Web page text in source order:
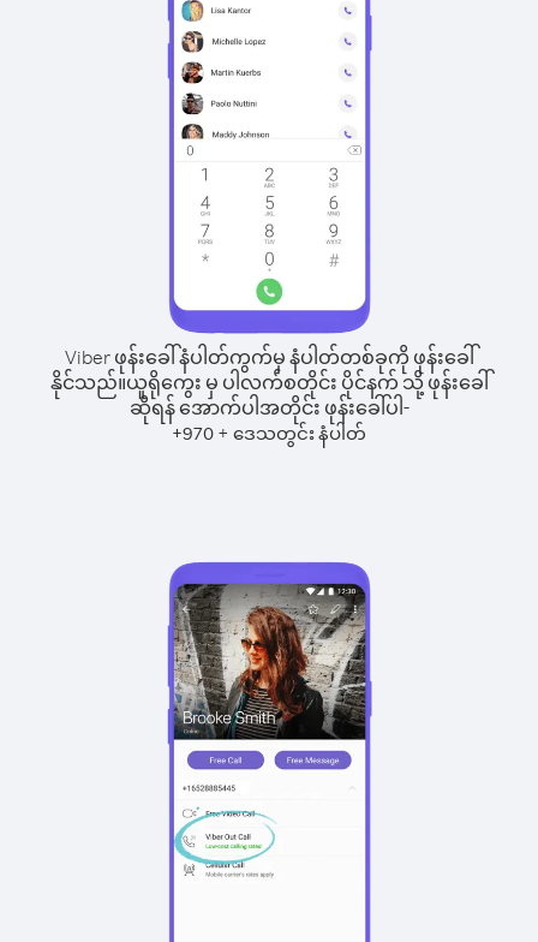
Viber ဖုန်းခေါ်နံပါတ်ကွက်မှ နံပါတ်တစ်ခုကို ဖုန်းခေါ်
နိုင်သည်။ယူရိုကွေး မှ ပါလက်စတိုင်း ပိုင်နက် သို့ ဖုန်းခေါ်
ဆိုရန် အောက်ပါအတိုင်း ဖုန်းခေါ်ပါ-
+970 + ဒေသတွင်း နံပါတ်